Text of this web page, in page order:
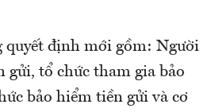
quyết định mới gồm: Người
gửi, tổ chức tham gia bảo
bảo hiểm tiền gửi và cơ